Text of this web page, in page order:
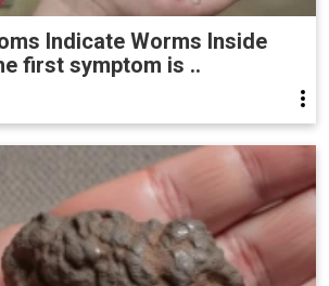
Indicate Worms Inside
first symptom is ..